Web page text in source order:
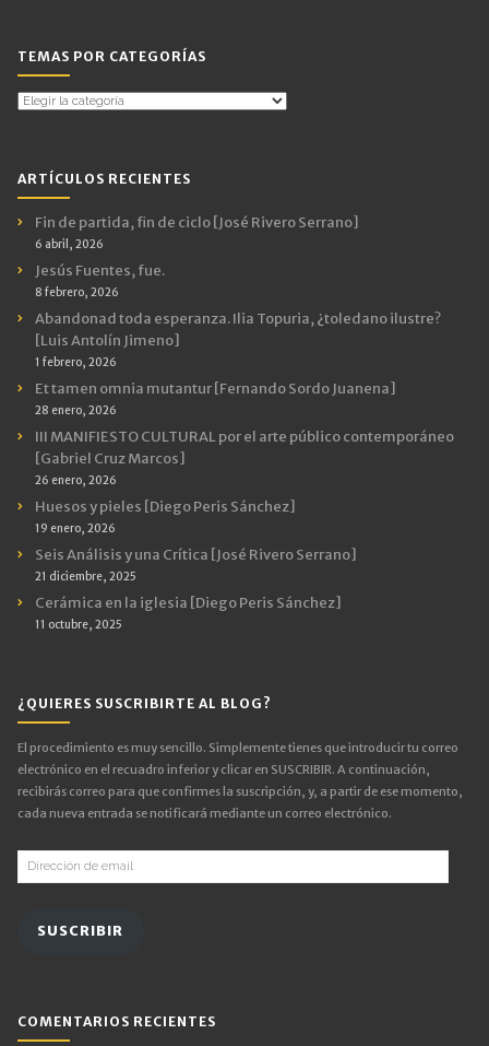
TEMAS POR CATEGORÍAS
Temas
ARTÍCULOS RECIENTES
Fin de partida, fin de ciclo [José Rivero Serrano]
6 abril, 2026
Jesús Fuentes, fue.
8 febrero, 2026
Abandonad toda esperanza. Ilia Topuria, ¿toledano ilustre?
[Luis Antolín Jimeno]
1 febrero, 2026
Et tamen omnia mutantur [Fernando Sordo Juanena]
28 enero, 2026
III MANIFIESTO CULTURAL por el arte público contemporáneo
[Gabriel Cruz Marcos]
26 enero, 2026
Huesos y pieles [Diego Peris Sánchez]
19 enero, 2026
Seis Análisis y una Crítica [José Rivero Serrano]
21 diciembre, 2025
Cerámica en la iglesia [Diego Peris Sánchez]
11 octubre, 2025
¿QUIERES SUSCRIBIRTE AL BLOG?
El procedimiento es muy sencillo. Simplemente tienes que introducir tu correo
electrónico en el recuadro inferior y clicar en SUSCRIBIR. A continuación,
recibirás correo para que confirmes la suscripción, y, a partir de ese momento,
cada nueva entrada se notificará mediante un correo electrónico.
Dirección
de
SUSCRIBIR
COMENTARIOS RECIENTES